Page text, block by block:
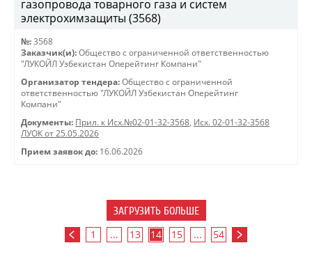
газопровода товарного газа и систем
электрохимзащиты (3568)
№: 3568
Заказчик(и): Общество с ограниченной ответственностью
"ЛУКОЙЛ Узбекистан Оперейтинг Компани"
Организатор тендера: Общество с ограниченной
ответственностью "ЛУКОЙЛ Узбекистан Оперейтинг
Компани"
Документы: Прил. к Исх.№02-01-32-3568, Исх. 02-01-32-3568
ЛУОК от 25.05.2026
Прием заявок до: 16.06.2026
ЗАГРУЗИТЬ БОЛЬШЕ
1 ... 13 14 15 ... 54